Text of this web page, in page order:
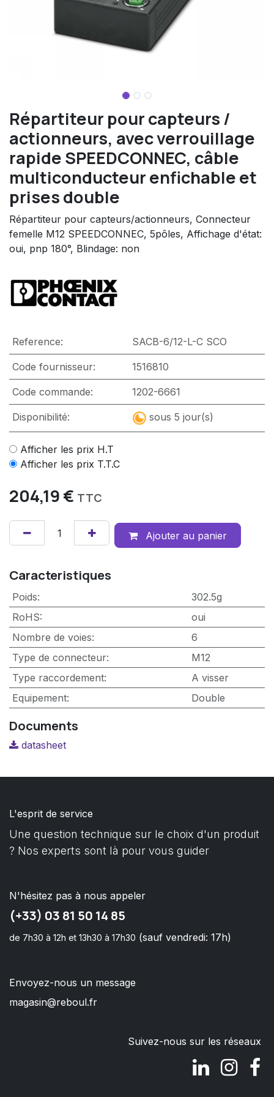
Répartiteur pour capteurs /
actionneurs, avec verrouillage
rapide SPEEDCONNEC, câble
multiconducteur enfichable et
prises double
Répartiteur pour capteurs/actionneurs, Connecteur
femelle M12 SPEEDCONNEC, 5pôles, Affichage d'état:
oui, pnp 180°, Blindage: non
Reference: SACB-6/12-L-C SCO
Code fournisseur: 1516810
Code commande: 1202-6661
Disponibilité: sous 5 jour(s)
Afficher les prix H.T
Afficher les prix T.T.C
204,19€ TTC
Ajouter au panier
Caracteristiques
Poids:
302.5g
RoHS:
oui
Nombre de voies:
6
Type de connecteur:
M12
Type raccordement:
A visser
Equipement: Double
Documents
datasheet
L'esprit de service
Une question technique sur le choix d'un produit
? Nos experts sont là pour vous guider
N'hésitez pas à nous appeler
(+33) 03 81 50 14 85
de 7h30 à 12h et 13h30 à 17h30 (sauf vendredi: 17h)
Envoyez-nous un message
magasin@reboul.fr
Suivez-nous sur les réseaux